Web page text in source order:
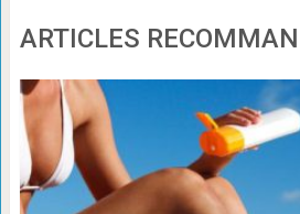
ARTICLES